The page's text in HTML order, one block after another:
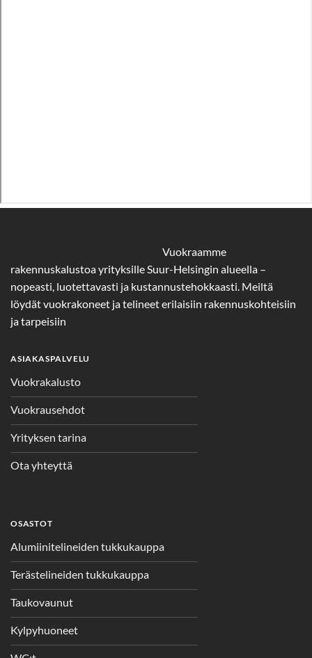
Vuokraamme
rakennuskalustoa yrityksille Suur-Helsingin alueella –
nopeasti, luotettavasti ja kustannustehokkaasti. Meiltä
löydät vuokrakoneet ja telineet erilaisiin rakennuskohteisiin
ja tarpeisiin
ASIAKASPALVELU
Vuokrakalusto
Vuokrausehdot
Yrityksen tarina
Ota yhteyttä
OSASTOT
Alumiinitelineiden tukkukauppa
Terästelineiden tukkukauppa
Taukovaunut
Kylpyhuoneet